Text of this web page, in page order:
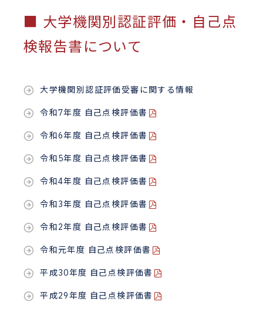
■ 大学機関別認証評価・自己点
検報告書について
大学機関別認証評価受審に関する情報
令和7年度 自己点検評価書
令和6年度 自己点検評価書
令和5年度 自己点検評価書
令和4年度 自己点検評価書
令和3年度 自己点検評価書
令和2年度 自己点検評価書
令和元年度 自己点検評価書
平成30年度 自己点検評価書
平成29年度 自己点検評価書